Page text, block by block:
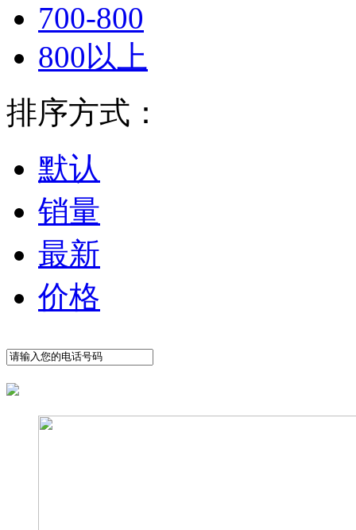
700-800
800以上
排序方式：
默认
销量
最新
价格